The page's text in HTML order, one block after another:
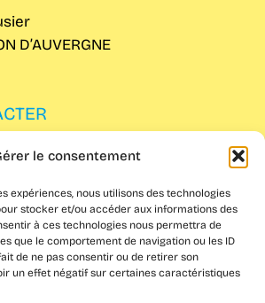
le consentement
expériences, nous utilisons des technologies
stocker et/ou accéder aux informations des
à ces technologies nous permettra de
que le comportement de navigation ou les ID
de ne pas consentir ou de retirer son
un effet négatif sur certaines caractéristiques
D’AUVERGNE